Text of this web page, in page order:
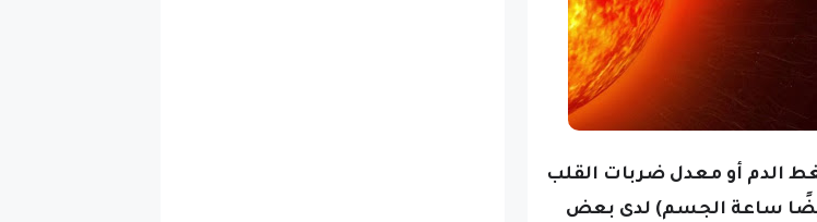
الدم أو معدل ضربات القلب
أيضًا ساعة الجسم) لدى بعض